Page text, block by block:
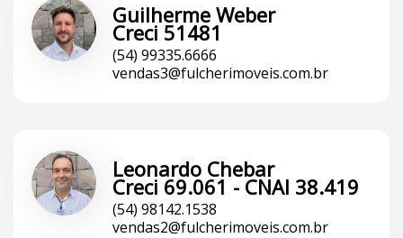
Guilherme Weber
Creci 51481
(54) 99335.6666
vendas3@fulcherimoveis.com.br
Leonardo Chebar
Creci 69.061 - CNAI 38.419
(54) 98142.1538
vendas2@fulcherimoveis.com.br